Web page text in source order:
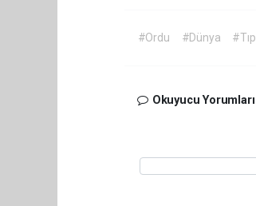
#Ordu #Dünya #Tıp
Okuyucu Yorumları